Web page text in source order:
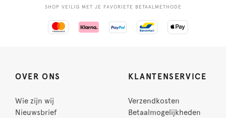
SHOP VEILIG MET JE FAVORIETE BETAALMETHODE
OVER ONS
Wie zijn wij
Nieuwsbrief
KLANTENSERVICE
Verzendkosten
Betaalmogelijkheden